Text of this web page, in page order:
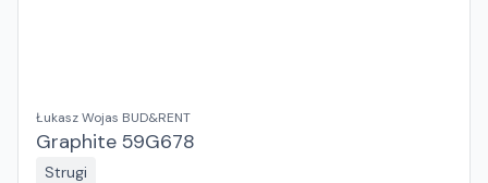
Łukasz Wojas BUD&RENT
Graphite 59G678
Strugi